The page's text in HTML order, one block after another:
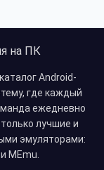
Android-
где каждый
ежедневно
лучшие и
эмуляторами:
MEmu.